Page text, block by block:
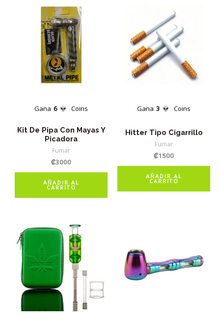
Gana 6 Coins
Kit De Pipa Con Mayas Y
Picadora
Fumar
₡3000
AÑADIR AL
CARRITO
Gana 3 Coins
Hitter Tipo Cigarrillo
Fumar
₡1500
AÑADIR AL
CARRITO